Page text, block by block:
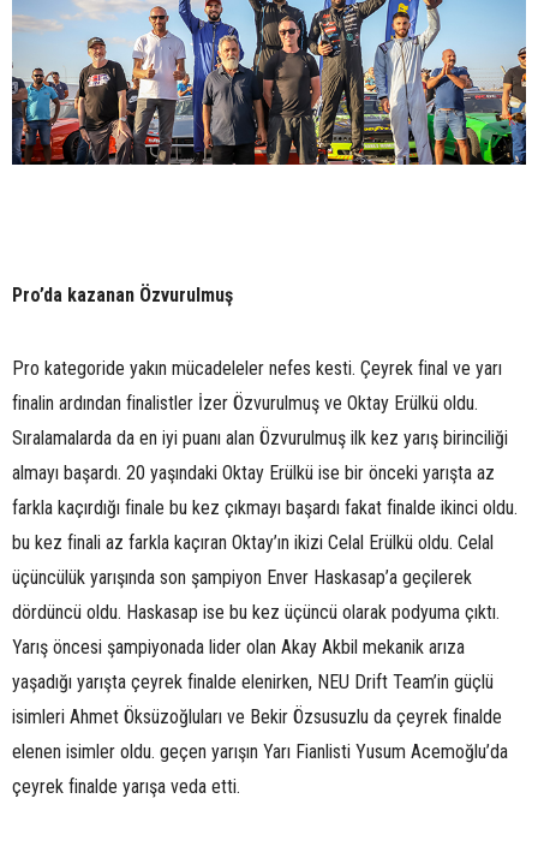
Pro’da kazanan Özvurulmuş
Pro kategoride yakın mücadeleler nefes kesti. Çeyrek final ve yarı
finalin ardından finalistler İzer Özvurulmuş ve Oktay Erülkü oldu.
Sıralamalarda da en iyi puanı alan Özvurulmuş ilk kez yarış birinciliği
almayı başardı. 20 yaşındaki Oktay Erülkü ise bir önceki yarışta az
farkla kaçırdığı finale bu kez çıkmayı başardı fakat finalde ikinci oldu.
bu kez finali az farkla kaçıran Oktay’ın ikizi Celal Erülkü oldu. Celal
üçüncülük yarışında son şampiyon Enver Haskasap’a geçilerek
dördüncü oldu. Haskasap ise bu kez üçüncü olarak podyuma çıktı.
Yarış öncesi şampiyonada lider olan Akay Akbil mekanik arıza
yaşadığı yarışta çeyrek finalde elenirken, NEU Drift Team’in güçlü
isimleri Ahmet Öksüzoğluları ve Bekir Özsusuzlu da çeyrek finalde
elenen isimler oldu. geçen yarışın Yarı Fianlisti Yusum Acemoğlu’da
çeyrek finalde yarışa veda etti.